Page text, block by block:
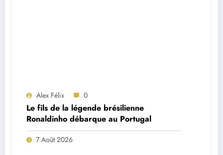
Alex Félix 0
Le fils de la légende brésilienne
Ronaldinho débarque au Portugal
7 Août 2026